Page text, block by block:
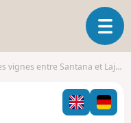
O
u
v
i
r
l
Santana et Lajido avec retour par Santa Luzia